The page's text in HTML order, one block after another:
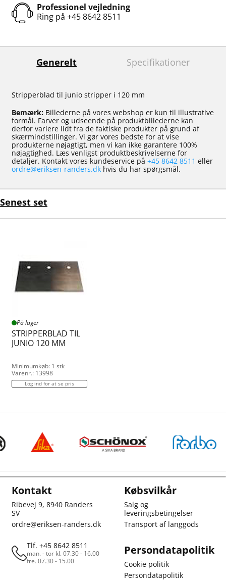
Professionel vejledning
Ring på +45 8642 8511
Generelt Specifikationer
Stripperblad til junio stripper i 120 mm
Bemærk: Billederne på vores webshop er kun til illustrative
formål. Farver og udseende på produktbillederne kan
derfor variere lidt fra de faktiske produkter på grund af
skærmindstillinger. Vi gør vores bedste for at vise
produkterne nøjagtigt, men vi kan ikke garantere 100%
nøjagtighed. Læs venligst produktbeskrivelserne for
detaljer. Kontakt vores kundeservice på +45 8642 8511 eller
ordre@eriksen-randers.dk hvis du har spørgsmål.
Senest set
På lager
STRIPPERBLAD TIL
JUNIO 120 MM
Minimumkøb: 1 stk
Varenr.: 13998
Log ind for at se pris
Kontakt
Ribevej 9, 8940 Randers
SV
ordre@eriksen-randers.dk
Tlf. +45 8642 8511
man. - tor kl. 07.30 - 16.00
fre. 07.30 - 15.00
Købsvilkår
Salg og
leveringsbetingelser
Transport af langgods
Persondatapolitik
Cookie politik
Persondatapolitik